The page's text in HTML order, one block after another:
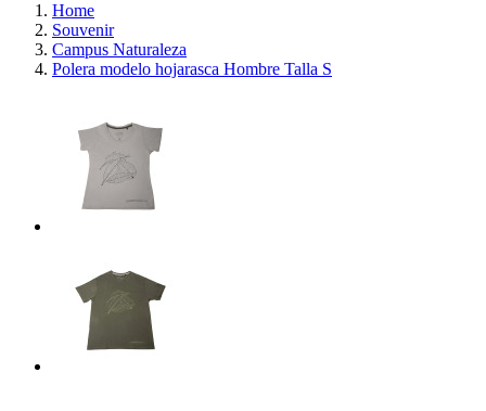
Home
Souvenir
Campus Naturaleza
Polera modelo hojarasca Hombre Talla S